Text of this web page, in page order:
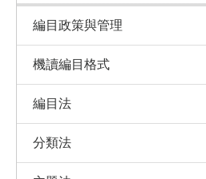
編目政策與管理
機讀編目格式
編目法
分類法